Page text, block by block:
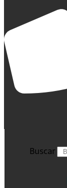
Buscar